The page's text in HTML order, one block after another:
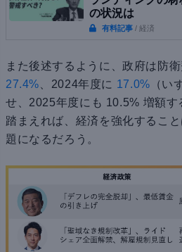
の状況は
有料記事 / 経済
また後述するように、政府は防
27.4% 、2024年度に 17.0% （い
せ、2025年度にも 10.5% 増額す
踏まえれば、経済を強化するこ
題になるだろう。